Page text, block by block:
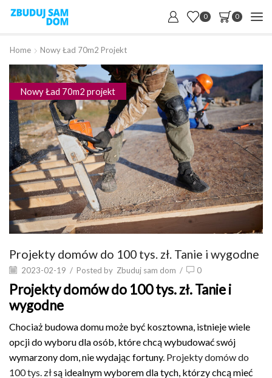
0 0
Home Nowy Ład 70m2 Projekt
Nowy Ład 70m2 projekt
Projekty domów do 100 tys. zł. Tanie i wygodne
2023-02-19 / Posted by Zbuduj sam dom / 0
Projekty domów do 100 tys. zł. Tanie i
wygodne
Chociaż budowa domu może być kosztowna, istnieje wiele
opcji do wyboru dla osób, które chcą wybudować swój
wymarzony dom, nie wydając fortuny. Projekty domów do
100 tys. złsą idealnym wyborem dla tych, którzy chcą mieć